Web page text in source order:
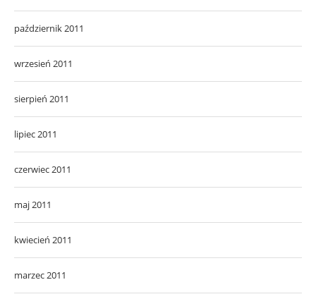
październik 2011
wrzesień 2011
sierpień 2011
lipiec 2011
czerwiec 2011
maj 2011
kwiecień 2011
marzec 2011